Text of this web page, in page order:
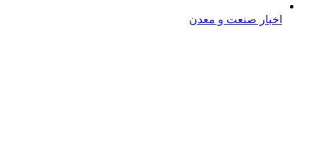
اخبار صنعت و معدن